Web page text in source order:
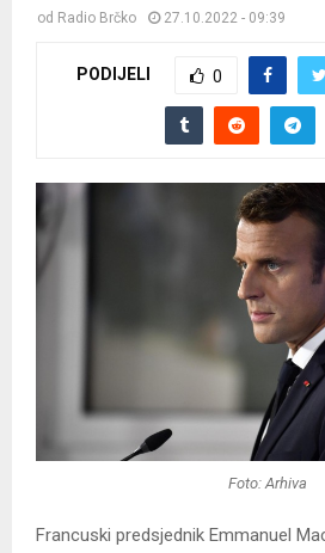
od Radio Brčko 27.10.2022 - 09:39
PODIJELI 0
Foto: Arhiva
Francuski predsjednik Emmanuel